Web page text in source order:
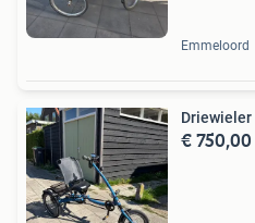
Emmeloord
Driewieler
€ 750,00